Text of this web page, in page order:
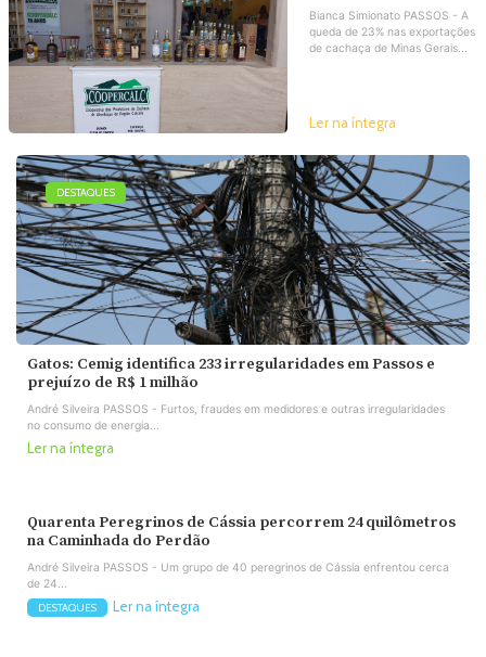
Bianca Simionato PASSOS - A
queda de 23% nas exportações
de cachaça de Minas Gerais...
Ler na íntegra
DESTAQUES
Gatos: Cemig identifica 233 irregularidades em Passos e
prejuízo de R$ 1 milhão
André Silveira PASSOS - Furtos, fraudes em medidores e outras irregularidades
no consumo de energia...
Ler na íntegra
Quarenta Peregrinos de Cássia percorrem 24 quilômetros
na Caminhada do Perdão
André Silveira PASSOS - Um grupo de 40 peregrinos de Cássia enfrentou cerca
de 24...
DESTAQUES Ler na íntegra